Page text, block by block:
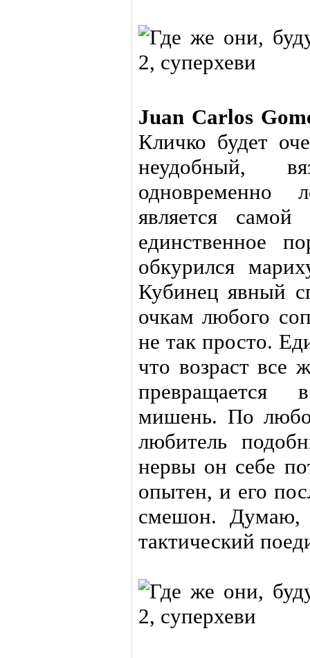
Juan Carlos
Кличко будет
неудобный,
является
единственное
обкурился
Кубинец явный
очкам любого
не так просто.
что возраст все
мишень. По
любитель
нервы он себе
опытен, и его
смешон. Думаю,
тактический